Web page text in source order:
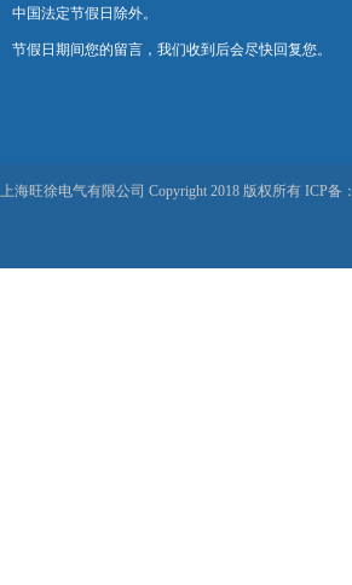
中国法定节假日除外。
节假日期间您的留言，我们收到后会尽快回复您。
上海旺徐电气有限公司 Copyright 2018 版权所有 ICP备：